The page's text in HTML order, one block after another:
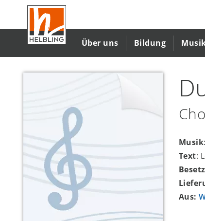
Inhalt
Über uns Bildung
Musik:
Text:
Aus: